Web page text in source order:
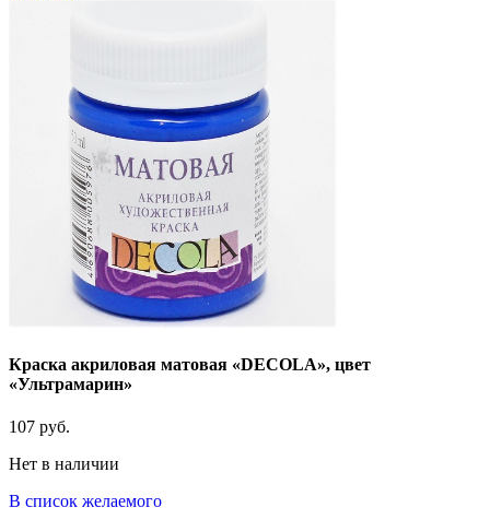
Краска акриловая матовая «DECOLA», цвет
«Ультрамарин»
107 руб.
Нет в наличии
В список желаемого